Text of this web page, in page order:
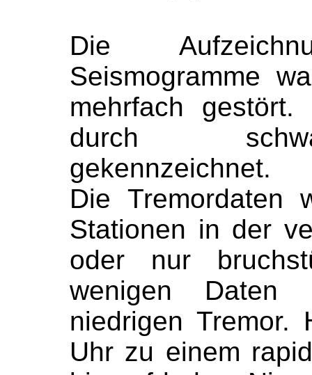
Die
Seismogramme
mehrfach
durch
gekennzeichnet.
Die Tremordaten
Stationen in der
oder nur
wenigen Daten
niedrigen
Uhr zu einem